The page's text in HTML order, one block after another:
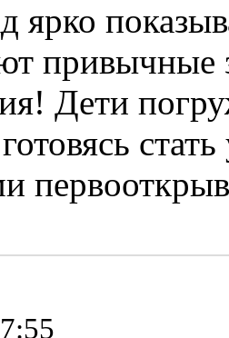
ярко
привычные
Дети